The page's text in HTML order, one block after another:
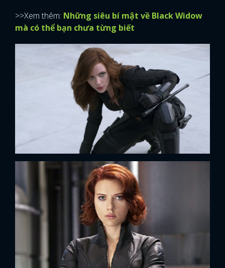
>>Xem thêm: Những siêu bí mật về Black Widow
mà có thể bạn chưa từng biết